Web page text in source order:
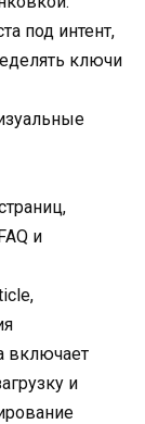
под интент,
ключи
и
включает
и